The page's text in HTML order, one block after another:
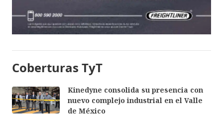
Coberturas TyT
Kinedyne consolida su presencia con
nuevo complejo industrial en el Valle
de México